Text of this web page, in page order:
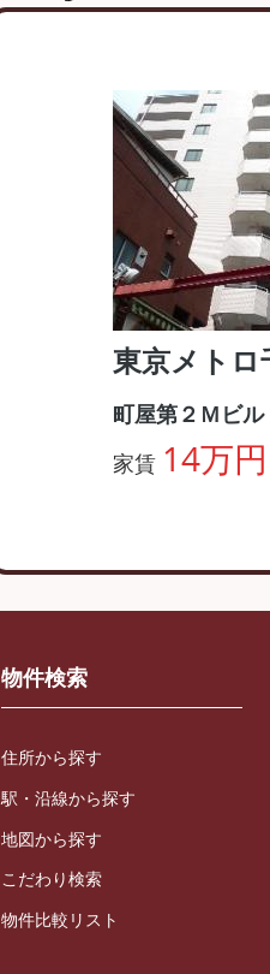
東京メトロ
町屋第２Ｍビル
家賃 14万円
物件検索
住所から探す
駅・沿線から探す
地図から探す
こだわり検索
物件比較リスト